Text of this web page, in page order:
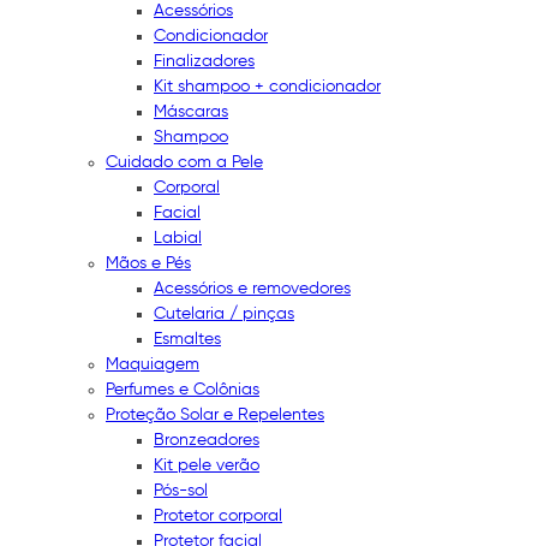
Acessórios
Condicionador
Finalizadores
Kit shampoo + condicionador
Máscaras
Shampoo
Cuidado com a Pele
Corporal
Facial
Labial
Mãos e Pés
Acessórios e removedores
Cutelaria / pinças
Esmaltes
Maquiagem
Perfumes e Colônias
Proteção Solar e Repelentes
Bronzeadores
Kit pele verão
Pós-sol
Protetor corporal
Protetor facial